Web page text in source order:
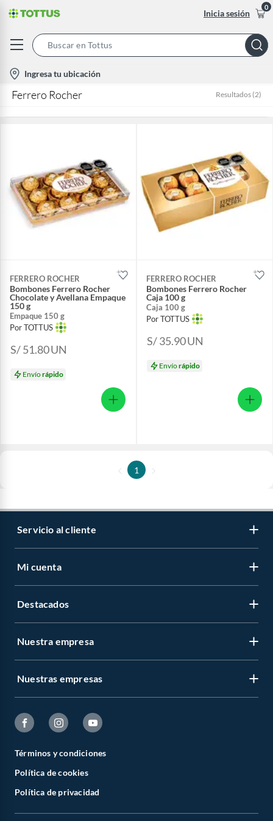
Inicia sesión
0
Bar
location-
icon
Ingresa tu ubicación
Ferrero Rocher Resultados (2)
FERRERO ROCHER
Bombones Ferrero Rocher
Chocolate y Avellana Empaque
150 g
Empaque 150 g
Por TOTTUS
S/ 51.80UN
Envíorápido
FERRERO ROCHER
Bombones Ferrero Rocher
Caja 100 g
Caja 100 g
Por TOTTUS
S/ 35.90UN
Envíorápido
1
Servicio al cliente
Mi cuenta
Destacados
Nuestra empresa
Nuestras empresas
Términos y condiciones
Política de cookies
Política de privacidad